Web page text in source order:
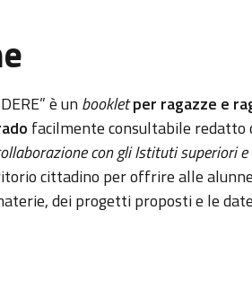
è un bookletper ragazze e
facilmente consultabile
con gli Istituti superiori
cittadino per offrire alle
dei progetti proposti e le